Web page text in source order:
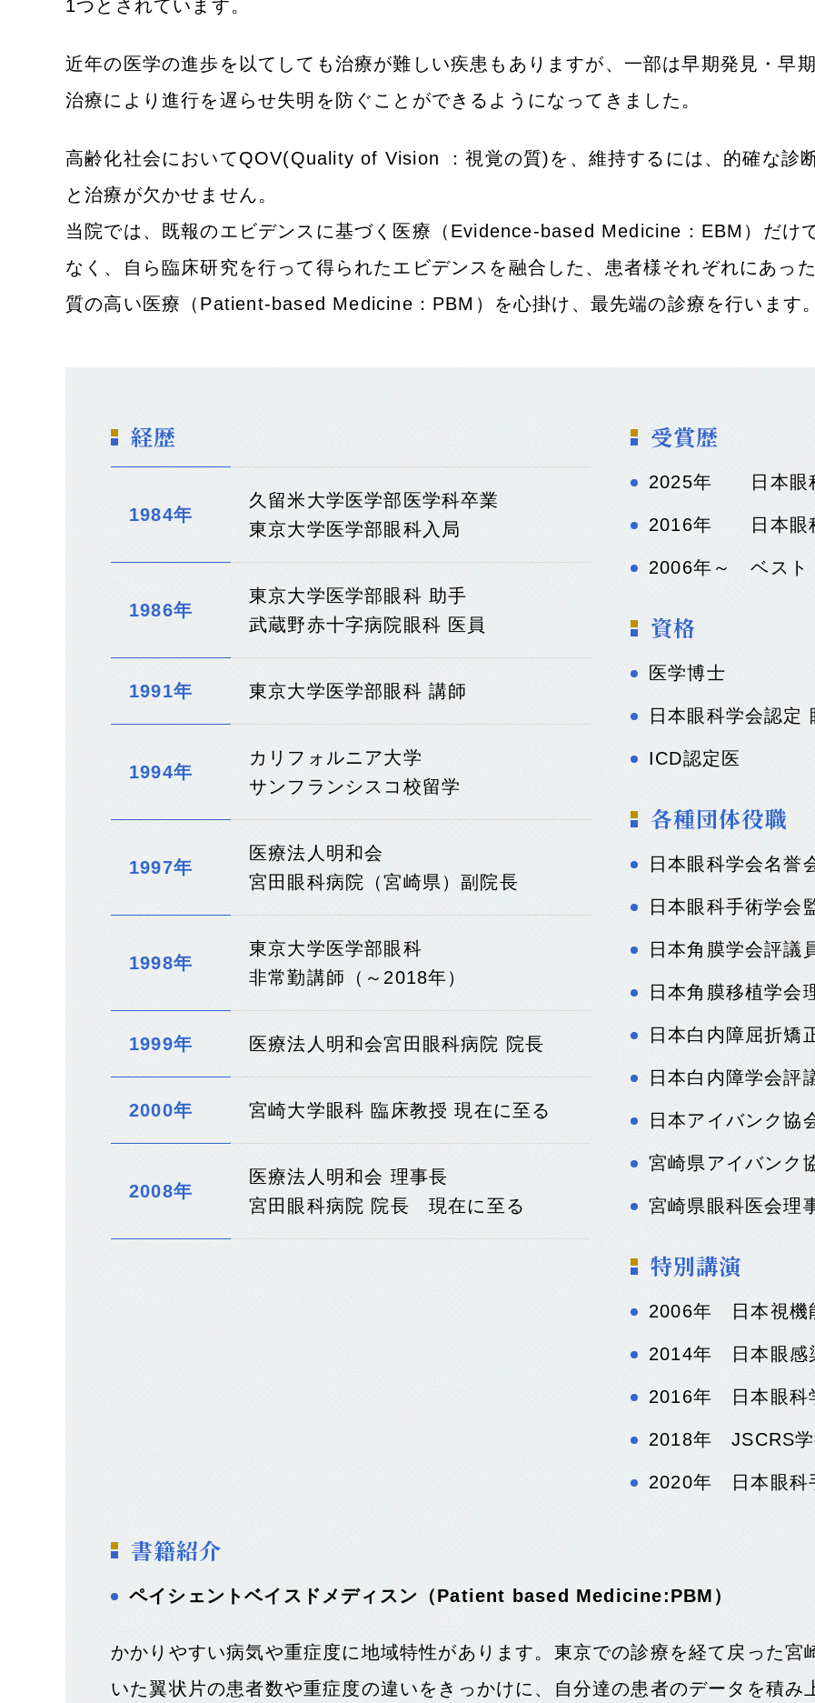
1つとされています。
近年の医学の進歩を以てしても治療が難しい疾患もありますが、一部は早期発見・早期
治療により進行を遅らせ失明を防ぐことができるようになってきました。
高齢化社会においてQOV(Quality of Vision ：視覚の質)を、維持するには、的確な診
と治療が欠かせません。
当院では、既報のエビデンスに基づく医療（Evidence-based Medicine：EBM）だけ
なく、自ら臨床研究を行って得られたエビデンスを融合した、患者様それぞれにあった
質の高い医療（Patient-based Medicine：PBM）を心掛け、最先端の診療を行います。
経歴
1984年
久留米大学医学部医学科卒業
東京大学医学部眼科入局
1986年
東京大学医学部眼科 助手
武蔵野赤十字病院眼科 医員
1991年 東京大学医学部眼科 講師
1994年
カリフォルニア大学
サンフランシスコ校留学
1997年
医療法人明和会
宮田眼科病院（宮崎県）副院長
1998年
東京大学医学部眼科
非常勤講師（～2018年）
1999年 医療法人明和会宮田眼科病院 院長
2000年 宮崎大学眼科 臨床教授 現在に至る
2008年
医療法人明和会 理事長
宮田眼科病院 院長 現在に至る
受賞歴
2025年 日本眼
2016年 日本眼
2006年～ ベスト
資格
医学博士
日本眼科学会認定
ICD認定医
各種団体役職
日本眼科学会名誉
日本眼科手術学会
日本角膜学会評議
日本角膜移植学会
日本白内障屈折矯
日本白内障学会評
日本アイバンク協
宮崎県アイバンク
宮崎県眼科医会理
特別講演
2006年 日本視機
2014年 日本眼感
2016年 日本眼科
2018年 JSCRS
2020年 日本眼科
書籍紹介
ペイシェントベイスドメディスン（Patient based Medicine:PBM）
かかりやすい病気や重症度に地域特性があります。東京での診療を経て戻った宮
いた翼状片の患者数や重症度の違いをきっかけに、自分達の患者のデータを積み